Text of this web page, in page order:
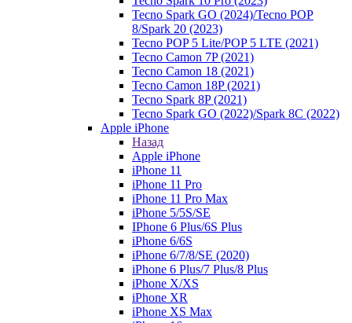
Tecno Spark GO (2024)/Tecno POP
8/Spark 20 (2023)
Tecno POP 5 Lite/POP 5 LTE (2021)
Tecno Camon 7P (2021)
Tecno Camon 18 (2021)
Tecno Camon 18P (2021)
Tecno Spark 8P (2021)
Tecno Spark GO (2022)/Spark 8C (2022)
Apple iPhone
Назад
Apple iPhone
iPhone 11
iPhone 11 Pro
iPhone 11 Pro Max
iPhone 5/5S/SE
IPhone 6 Plus/6S Plus
iPhone 6/6S
iPhone 6/7/8/SE (2020)
iPhone 6 Plus/7 Plus/8 Plus
iPhone X/XS
iPhone XR
iPhone XS Max